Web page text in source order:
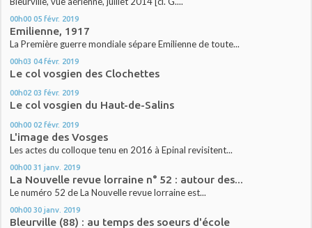
00h00 05 févr. 2019
Emilienne, 1917
La Première guerre mondiale sépare Emilienne de toute...
00h03 04 févr. 2019
Le col vosgien des Clochettes
00h02 03 févr. 2019
Le col vosgien du Haut-de-Salins
00h00 02 févr. 2019
L'image des Vosges
Les actes du colloque tenu en 2016 à Epinal revisitent...
00h00 31 janv. 2019
La Nouvelle revue lorraine n° 52 : autour des...
Le numéro 52 de La Nouvelle revue lorraine est...
00h00 30 janv. 2019
Bleurville (88) : au temps des soeurs d'école